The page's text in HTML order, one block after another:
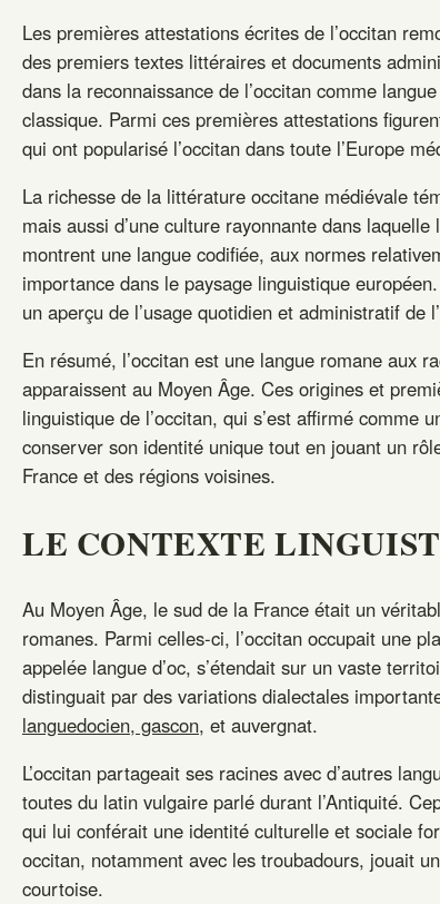
Les premières attestations écrites de l’occitan
des premiers textes littéraires et documents
dans la reconnaissance de l’occitan comme
classique. Parmi ces premières attestations
qui ont popularisé l’occitan dans toute l’Europe
La richesse de la littérature occitane médiévale
mais aussi d’une culture rayonnante dans
montrent une langue codifiée, aux normes
importance dans le paysage linguistique
un aperçu de l’usage quotidien et administratif de
En résumé, l’occitan est une langue romane aux
apparaissent au Moyen Âge. Ces origines et
linguistique de l’occitan, qui s’est affirmé
conserver son identité unique tout en jouant un
France et des régions voisines.
LE CONTEXTE
Au Moyen Âge, le sud de la France était un
romanes. Parmi celles-ci, l’occitan occupait une
appelée langue d’oc, s’étendait sur un vaste
distinguait par des variations dialectales
languedocien, gascon, et auvergnat.
L’occitan partageait ses racines avec d’autres
toutes du latin vulgaire parlé durant l’Antiquité.
qui lui conférait une identité culturelle et sociale
occitan, notamment avec les troubadours, jouait
courtoise.